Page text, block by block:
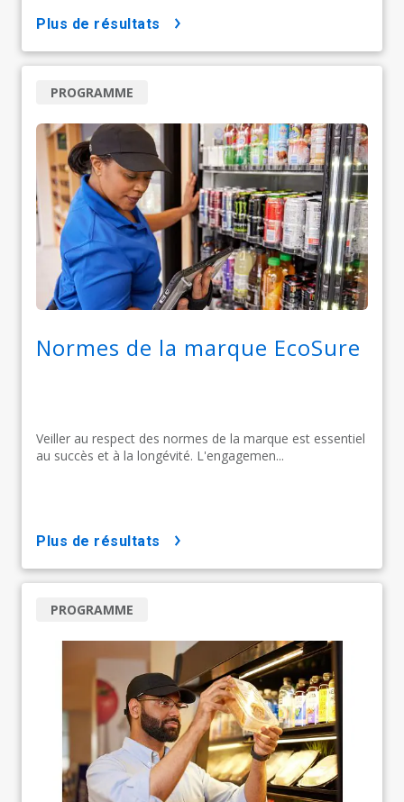
plus de résultats
Normes de la marque EcoSure
Veiller au respect des normes de la marque est essentiel
au succès et à la longévité. L'engagemen...
PROGRAMME
plus de résultats
PROGRAMME